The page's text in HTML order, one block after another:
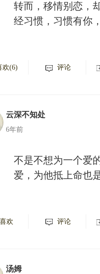
转而，移情别恋，
经习惯，习惯有你
欢(6) 评论
云深不知处
6年前
不是不想为一个爱
爱，为他抵上命也
喜欢 评论
汤姆